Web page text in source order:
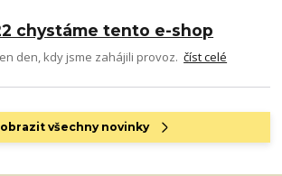
chystáme tento e-shop
den, kdy jsme zahájili provoz.číst celé
všechny novinky